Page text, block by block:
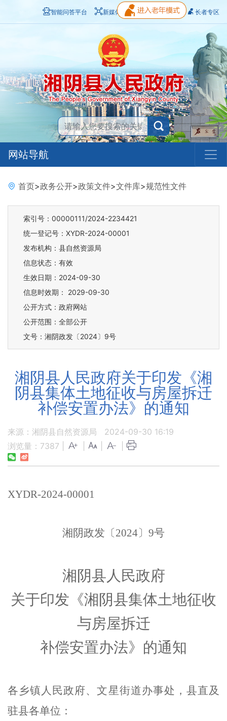
智能问答平台 新媒体矩阵 无障碍浏览 长者专区
网站导航
首页>政务公开>政策文件>文件库>规范性文件
索引号：00000111/2024-2234421
统一登记号：XYDR-2024-00001
发布机构：县自然资源局
信息状态： 有效
生效日期：2024-09-30
信息时效期：
2029-09-30
公开方式：政府网站
公开范围：全部公开
文号：湘阴政发〔2024〕9号
湘阴县人民政府关于印发《湘
阴县集体土地征收与房屋拆迁
补偿安置办法》的通知
来源：湘阴县自然资源局
2024-09-30 16:19
浏览量： 7387
XYDR-2024-00001
湘阴政发〔2024〕 9号
湘阴县人民政府
关于印发《湘阴县集体土地征收
与房屋拆迁
补偿安置办法》的通知
各乡镇人民政府、文星街道办事处，县直及
驻县各单位：